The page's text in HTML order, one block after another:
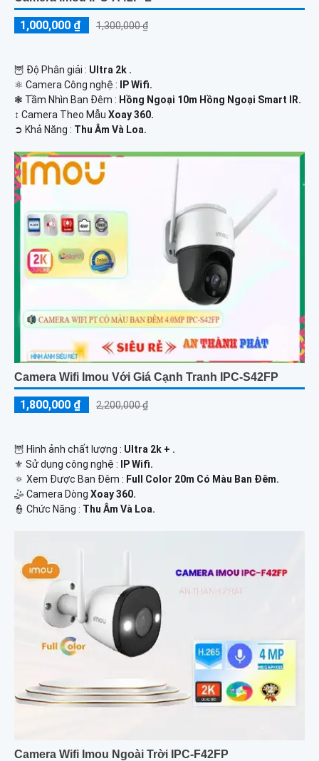
1,000,000 ₫ 1,300,000 ₫
🦉 Độ Phân giải : Ultra 2k .
⚛️ Camera Công nghệ :
IP Wifi.
❃ Tầm Nhìn Ban Đêm : Hồng Ngoại 10m Hồng Ngoại Smart IR.
↕️ Camera Theo Mẫu Xoay 360.
️➲ Khả Năng : Thu Âm Và Loa.
Camera Wifi Imou Với Giá Cạnh Tranh IPC-S42FP
1,800,000 ₫ 2,200,000 ₫
🦉 Hình ảnh chất lượng : Ultra 2k + .
⚜️ Sử dụng công nghệ :
IP Wifi.
🔅 Xem Được Ban Đêm : Full Color 20m Có Màu Ban Ðêm.
🤹 Camera Dòng Xoay 360.
️👮 Chức Năng : Thu Âm Và Loa.
Camera Wifi Imou Ngoài Trời IPC-F42FP